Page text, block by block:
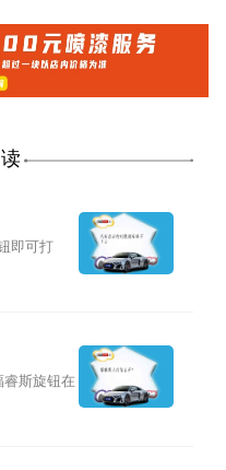
即可打
睿斯旋钮在